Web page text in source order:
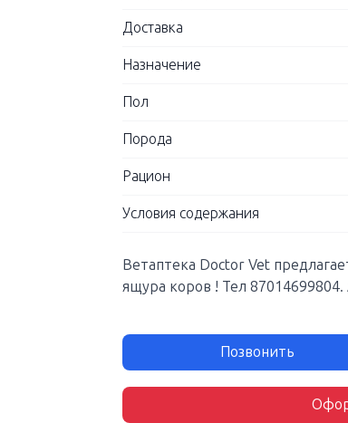
Доставка
Назначение
Пол
Порода
Рацион
Условия содержания
Ветаптека Doctor Vet
ящура коров ! Тел
Позвонить